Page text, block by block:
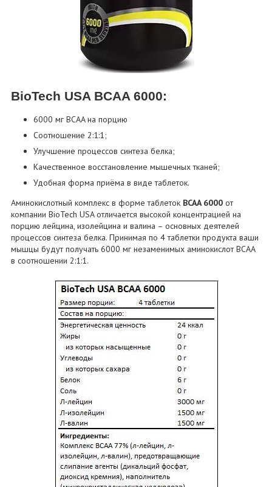
BioTech USA BCAA 6000:
6000 мг BCAA на порцию
Соотношение 2:1:1;
Улучшение процессов синтеза белка;
Качественное восстановление мышечных тканей;
Удобная форма приёма в виде таблеток.
Аминокислотный комплекс в форме таблеток BCAA 6000 от
компании BioTeсh USA отличается высокой концентрацией на
порцию лейцина, изолейцина и валина – основных деятелей
процессов синтеза белка. Принимая по 4 таблетки продукта ваши
мышцы будут получать 6000 мг незаменимых аминокислот BCAA
в соотношении 2:1:1.